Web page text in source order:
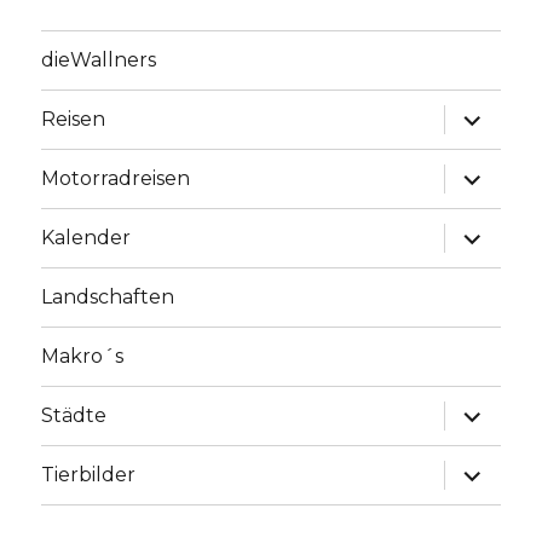
dieWallners
Reisen
Motorradreisen
Kalender
Landschaften
Makro´s
Städte
Tierbilder